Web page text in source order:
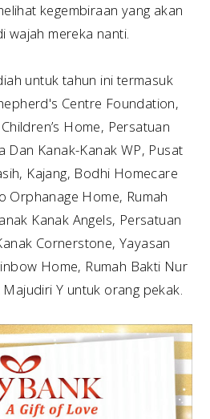
kegembiraan yang akan
wajah mereka nanti.
untuk tahun ini termasuk
Centre Foundation,
Home, Persatuan
Dan Kanak-Kanak WP, Pusat
Kajang, Bodhi Homecare
Orphanage Home, Rumah
Kanak Angels, Persatuan
Cornerstone, Yayasan
Home, Rumah Bakti Nur
Y untuk orang pekak.